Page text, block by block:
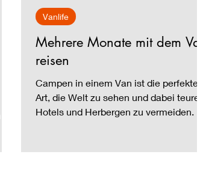
Mehrere Monate mit dem Van
reisen
Campen in einem Van ist die perfekte
Art, die Welt zu sehen und dabei teure
Hotels und Herbergen zu vermeiden.
Vanlife